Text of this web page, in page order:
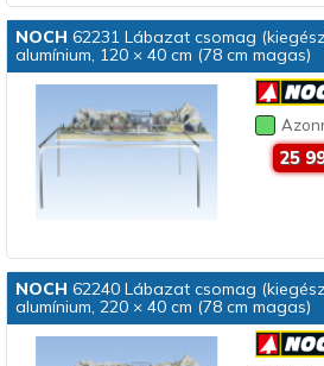
NOCH 62231 Lábazat csomag
alumínium, 120 × 40 cm (78 cm magas)
25
NOCH 62240 Lábazat csomag
alumínium, 220 × 40 cm (78 cm magas)